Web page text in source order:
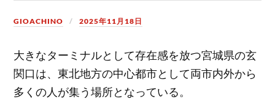
GIOACHINO 2025年11月18日
大きなターミナルとして存在感を放つ宮城県の玄
関口は、東北地方の中心都市として両市内外から
多くの人が集う場所となっている。